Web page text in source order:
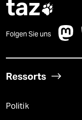
taz
Folgen Sie uns
Ressorts
Politik